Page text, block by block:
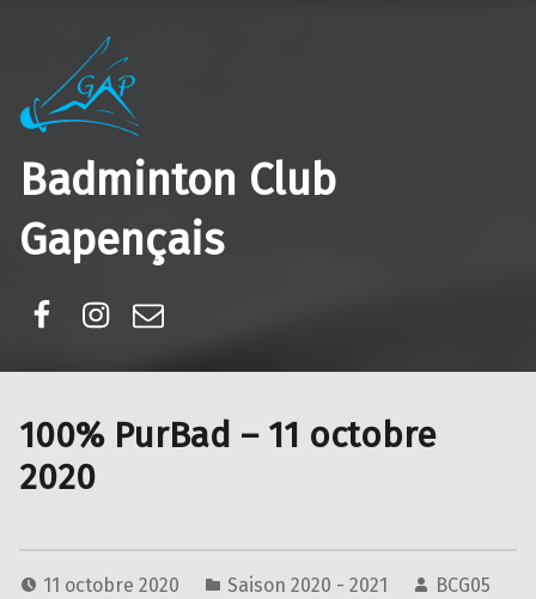
Badminton Club
Gapençais
100% PurBad – 11 octobre
2020
11 octobre 2020 Saison 2020 - 2021 BCG05